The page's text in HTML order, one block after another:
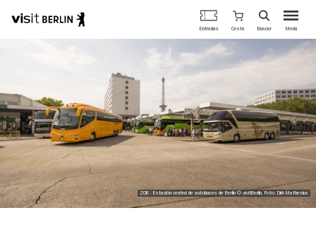
Portal
Menú
Entradas Cesta Buscar
ZOB - Estación central de autobuses de Berlín © visitBerlin, Foto: Dirk Mathesius